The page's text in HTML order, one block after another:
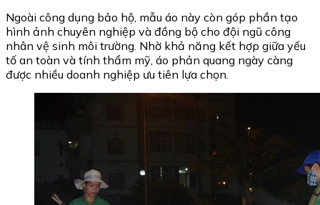
Ngoài công dụng bảo hộ, mẫu áo này còn góp phần tạo
hình ảnh chuyên nghiệp và đồng bộ cho đội ngũ công
nhân vệ sinh môi trường. Nhờ khả năng kết hợp giữa yếu
tố an toàn và tính thẩm mỹ, áo phản quang ngày càng
được nhiều doanh nghiệp ưu tiên lựa chọn.